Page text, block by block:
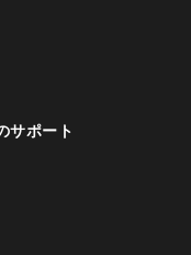
サポート